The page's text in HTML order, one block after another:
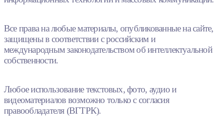
Все права на любые материалы, опубликованные на сайте,
защищены в соответствии с российским и
международным законодательством об интеллектуальной
собственности.
Любое использование текстовых, фото, аудио и
видеоматериалов возможно только с согласия
правообладателя (ВГТРК).